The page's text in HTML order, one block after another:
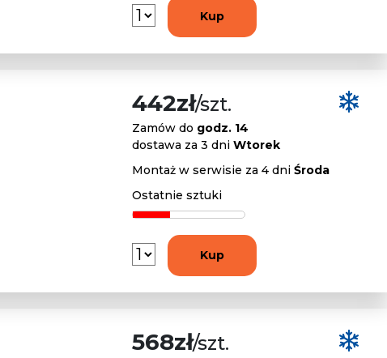
Kup
442zł/szt.
Zamów do godz. 14
dostawa za 3 dni Wtorek
Montaż w serwisie za 4 dni Środa
Ostatnie sztuki
Kup
568zł/szt.